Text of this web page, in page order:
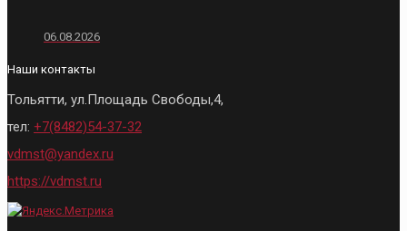
06.08.2026
Наши контакты
Тольятти, ул.Площадь Свободы,4,
тел: +7(8482)54-37-32
vdmst@yandex.ru
https://vdmst.ru